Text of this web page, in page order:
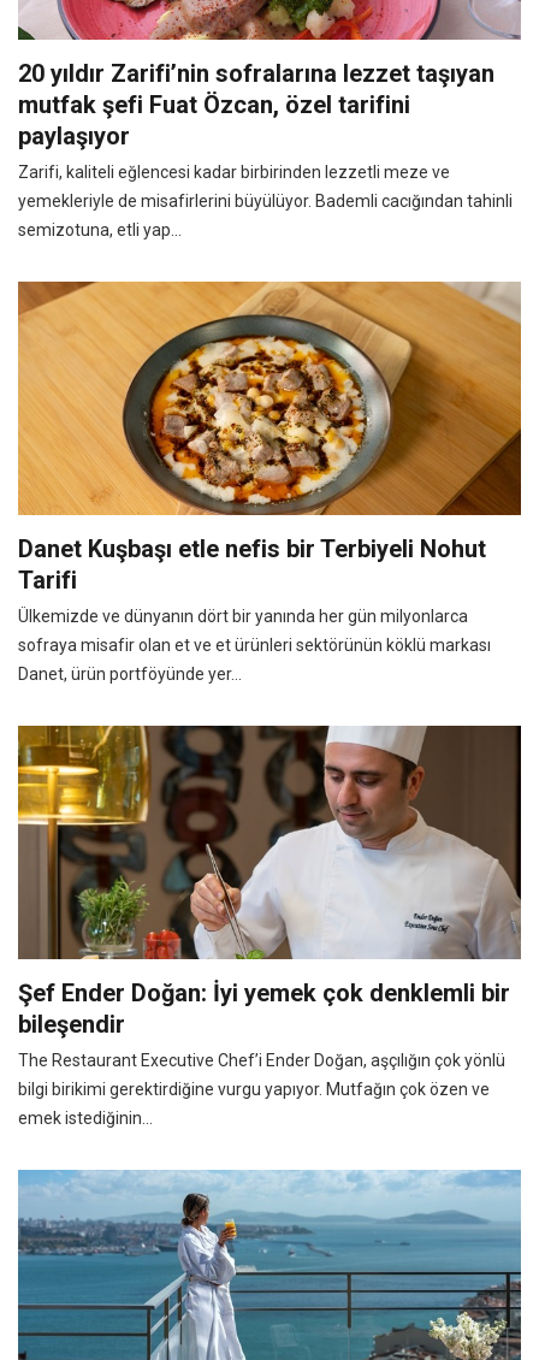
20 yıldır Zarifi’nin sofralarına lezzet taşıyan
mutfak şefi Fuat Özcan, özel tarifini
paylaşıyor
Zarifi, kaliteli eğlencesi kadar birbirinden lezzetli meze ve
yemekleriyle de misafirlerini büyülüyor. Bademli cacığından tahinli
semizotuna, etli yap...
Danet Kuşbaşı etle nefis bir Terbiyeli Nohut
Tarifi
Ülkemizde ve dünyanın dört bir yanında her gün milyonlarca
sofraya misafir olan et ve et ürünleri sektörünün köklü markası
Danet, ürün portföyünde yer...
Şef Ender Doğan: İyi yemek çok denklemli bir
bileşendir
The Restaurant Executive Chef’i Ender Doğan, aşçılığın çok yönlü
bilgi birikimi gerektirdiğine vurgu yapıyor. Mutfağın çok özen ve
emek istediğinin...